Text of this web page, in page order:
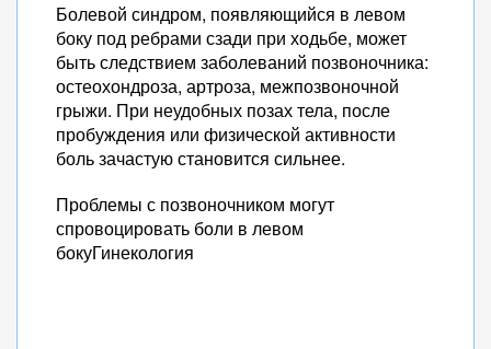
Болевой синдром, появляющийся в левом
боку под ребрами сзади при ходьбе, может
быть следствием заболеваний позвоночника:
остеохондроза, артроза, межпозвоночной
грыжи. При неудобных позах тела, после
пробуждения или физической активности
боль зачастую становится сильнее.
Проблемы с позвоночником могут
спровоцировать боли в левом
бокуГинекология